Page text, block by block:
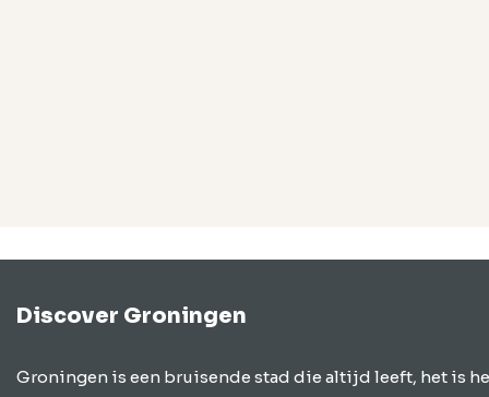
Discover Groningen
Groningen is een bruisende stad die altijd leeft, het is